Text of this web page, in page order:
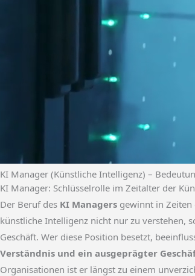
KI Manager (Künstliche Intelligenz) –
KI Manager: Schlüsselrolle im Zeitalter der
Der Beruf des KI Managers gewinnt in
künstliche Intelligenz nicht nur zu verstehen,
Geschäft. Wer diese Position besetzt,
Verständnis und ein ausgeprägter
Organisationen ist er längst zu einem